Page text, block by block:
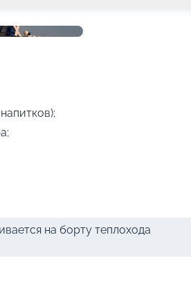
на борту теплохода